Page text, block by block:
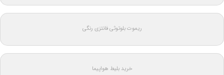
ریموت بلوتوثی فانتزی رنگی
خرید بلیط هواپیما